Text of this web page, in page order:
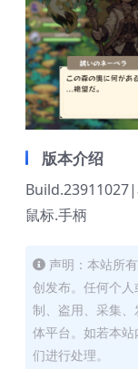
版本介绍
鼠标.手柄
声明：本站所
创发布。任何个
制、盗用、采集
体平台。如若本
们进行处理。